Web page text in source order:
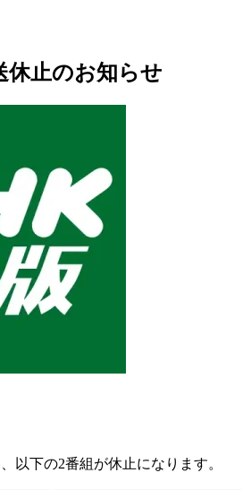
休止のお知らせ
以下の2番組が休止になります。